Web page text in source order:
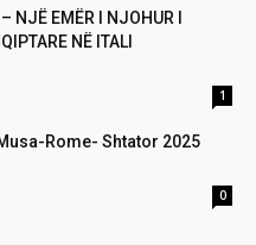
NJË EMËR I NJOHUR I
NË ITALI
1
Rome- Shtator 2025
0